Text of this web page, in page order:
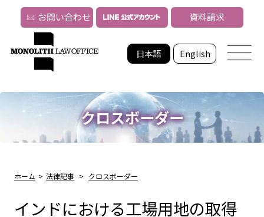
日本語 English
お問い合わせ 資料請求
クロスボーダー
ホーム > 法律記事 > クロスボーダー
インドにおける工場用地の取得